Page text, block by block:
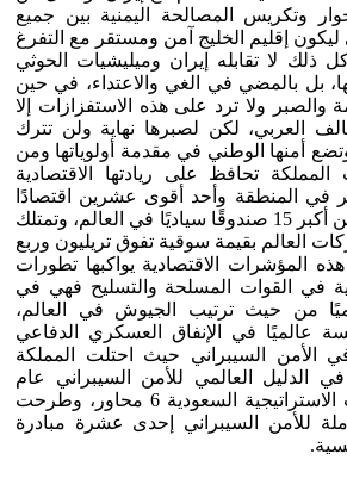
وتكريس المصالحة اليمنية بين جميع
إقليم الخليج آمن ومستقر مع التفرغ
كل ذلك لا تقابله إيران وميليشيات الحوثي
بل بالمضي في الغي والاعتداء، في حين
والصبر ولا ترد على هذه الاستفزازات إلا
العربي، لكن لصبرها نهاية ولن تترك
وتضع أمنها الوطني في مقدمة أولوياتها ومن
تحافظ على ريادتها الاقتصادية
في المنطقة وأحد أقوى عشرين اقتصادًا
بالعالم، وتمتلك اثنين من أكبر 15 صندوقًا سياديًا في العالم، وتمتلك
العالم بقيمة سوقية تفوق تريليون وربع
هذه المؤشرات الاقتصادية يواكبها تطورات
في القوات المسلحة والتسليح فهي في
من حيث ترتيب الجيوش في العالم،
عالميًا في الإنفاق العسكري الدفاعي
في الأمن السيبراني حيث احتلت المملكة
في الدليل العالمي للأمن السيبراني عام
2020م، بعد أن وضعت الاستراتيجية السعودية 6 محاور، وطرحت
للأمن السيبراني إحدى عشرة مبادرة